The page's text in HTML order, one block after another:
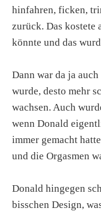
hinfahren, ficken,
zurück. Das kostete
könnte und das
Dann war da ja
wurde, desto mehr
wachsen. Auch
wenn Donald
immer gemacht
und die Orgasmen
Donald hingegen
bisschen Design,